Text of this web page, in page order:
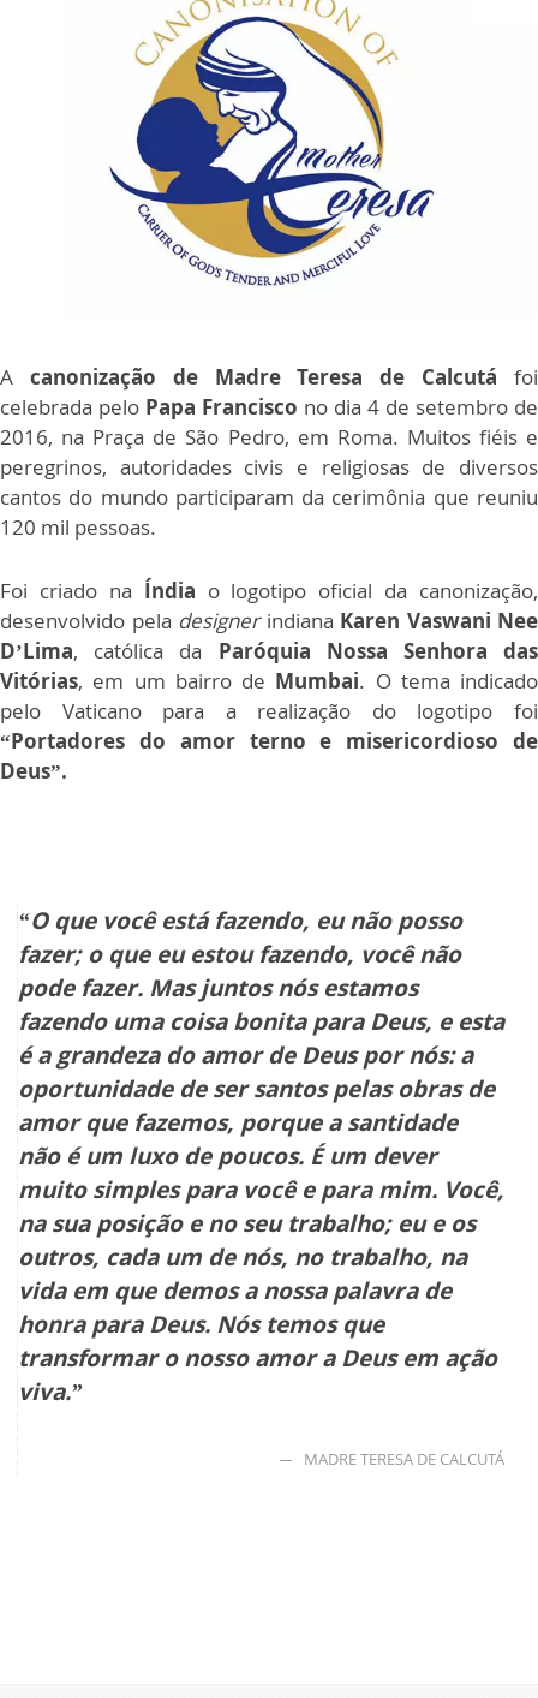
A canonização de Madre Teresa de Calcutá foi
celebrada pelo Papa Francisco no dia 4 de setembro de
2016, na Praça de São Pedro, em Roma. Muitos fiéis e
peregrinos, autoridades civis e religiosas de diversos
cantos do mundo participaram da cerimônia que reuniu
120 mil pessoas.
Foi criado na Índia o logotipo oficial da canonização,
desenvolvido pela designerindiana Karen Vaswani Nee
D’Lima, católica da Paróquia Nossa Senhora das
Vitórias, em um bairro de Mumbai. O tema indicado
pelo Vaticano para a realização do logotipo foi
“Portadores do amor terno e misericordioso de
Deus”.
“O que você está fazendo, eu não posso
fazer; o que eu estou fazendo, você não
pode fazer. Mas juntos nós estamos
fazendo uma coisa bonita para Deus, e esta
é a grandeza do amor de Deus por nós: a
oportunidade de ser santos pelas obras de
amor que fazemos, porque a santidade
não é um luxo de poucos. É um dever
muito simples para você e para mim. Você,
na sua posição e no seu trabalho; eu e os
outros, cada um de nós, no trabalho, na
vida em que demos a nossa palavra de
honra para Deus. Nós temos que
transformar o nosso amor a Deus em ação
viva.”
MADRE TERESA DE CALCUTÁ